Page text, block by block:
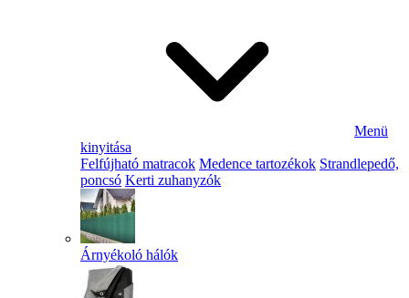
Menü
kinyitása
Felfújható matracok Medence tartozékok Strandlepedő,
poncsó Kerti zuhanyzók
Árnyékoló hálók